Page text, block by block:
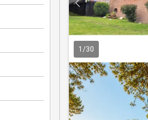
1 /30